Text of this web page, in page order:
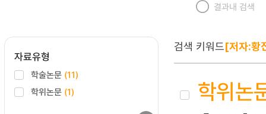
결과내 검색
자료유형
학술논문 (11)
학위논문 (1)
검색 키워드[저자:황
학위논